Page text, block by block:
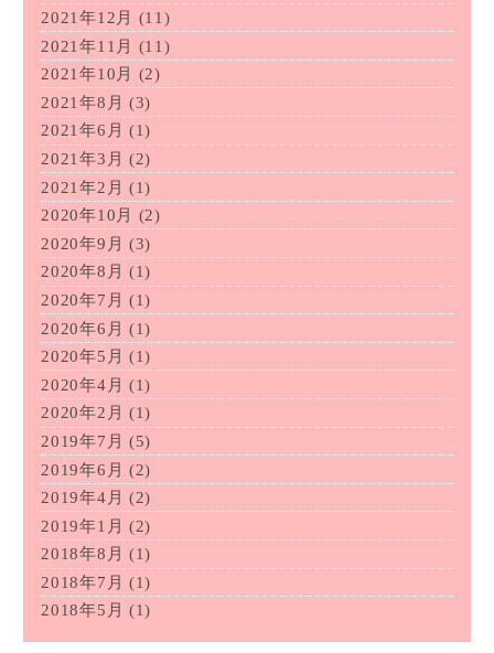
2021年12月
(11)
2021年11月 (11)
2021年10月
(2)
2021年8月 (3)
2021年6月 (1)
2021年3月 (2)
2021年2月 (1)
2020年10月
(2)
2020年9月 (3)
2020年8月 (1)
2020年7月 (1)
2020年6月 (1)
2020年5月 (1)
2020年4月 (1)
2020年2月 (1)
2019年7月 (5)
2019年6月 (2)
2019年4月 (2)
2019年1月 (2)
2018年8月 (1)
2018年7月 (1)
2018年5月 (1)